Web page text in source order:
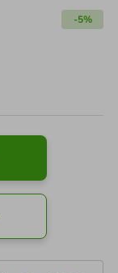
-5%